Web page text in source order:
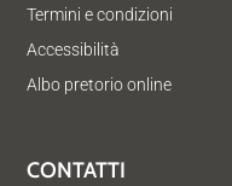
Termini e condizioni
Accessibilità
Albo pretorio online
CONTATTI